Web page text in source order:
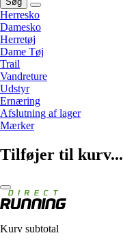
Herresko
Damesko
Herretøj
Dame Tøj
Trail
Vandreture
Udstyr
Ernæring
Afslutning af lager
Mærker
Tilføjer til kurv...
Kurv subtotal